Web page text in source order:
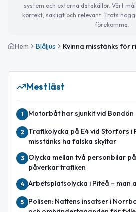
system och externa datakällor. Vårt
korrekt, sakligt och relevant. Trots
förekomma.
Hem Blåljus
Mest läst
1 Motorbåt har sjunkit vid Bondön
2
Trafikolycka på E4 vid Storfors i
misstänks ha falska skyltar
3
Olycka mellan två personbilar
påverkar trafiken
4 Arbetsplatsolycka i Piteå – man
5
Polisen: Nattens insatser i